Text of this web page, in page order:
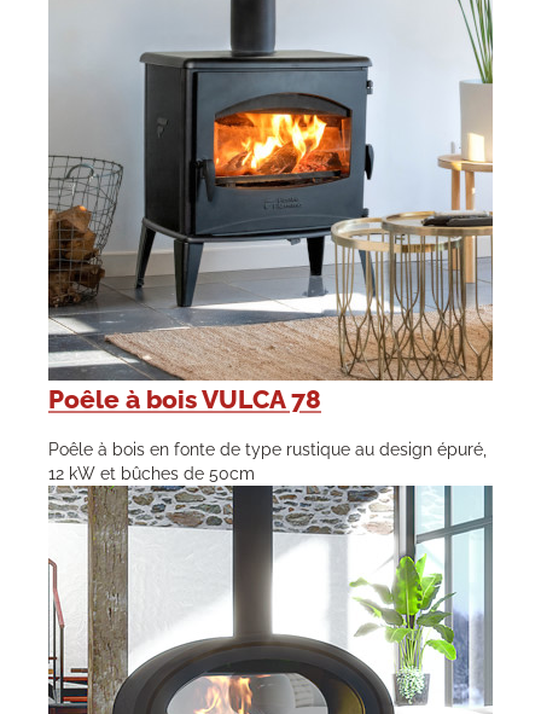
Poêle à bois VULCA 78
Poêle à bois en fonte de type rustique au design épuré,
12 kW et bûches de 50cm